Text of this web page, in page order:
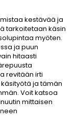
kestävää ja
tarkoitetaan käsin
myöten.
ja puun
hitaasti
revitään irti
ja tämän
Voit katsoa
mittaisen